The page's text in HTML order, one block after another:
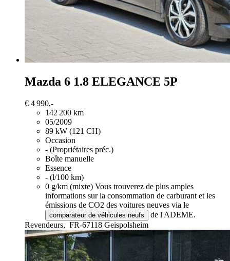
Mazda 6 1.8 ELEGANCE 5P
€ 4 990,-
142 200 km
05/2009
89 kW (121 CH)
Occasion
- (Propriétaires préc.)
Boîte manuelle
Essence
- (l/100 km)
0 g/km (mixte) Vous trouverez de plus amples
informations sur la consommation de carburant et les
émissions de CO2 des voitures neuves via le
comparateur de véhicules neufs
de l'ADEME.
Revendeurs, FR-67118 Geispolsheim